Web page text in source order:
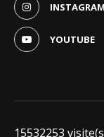
INSTAGRAM
YOUTUBE
15532253